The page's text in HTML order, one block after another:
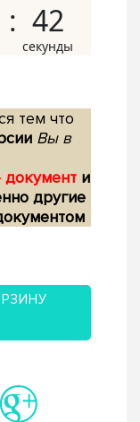
41
тем что
Вы в
документ и
другие